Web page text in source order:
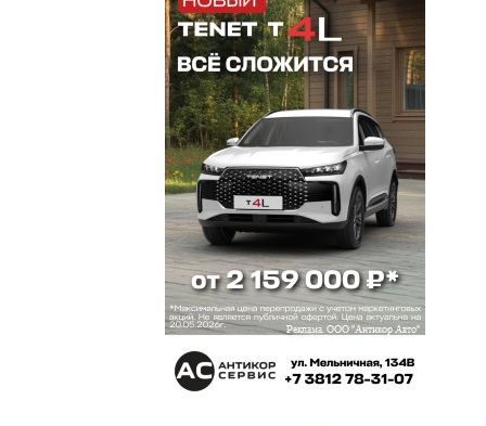
кто ждал (ждёт) от них (и им подобных) чудес
должен повзрослеть.время покажет результаты
этих людей на новых местах («консультирующих
Роснефть», «вернувшихся в родной город»,
«переехавших в другой регион на новый проект»
и «людей из того круга, в котором не принято
называют новое место работы» и им подобным)
16 декабря 2015 в 10:12:
Ханты-Мансийский округ кормит много Омских
вахтовиков, по своему развитию и энергетике он
ближе к Москве. Высоцкому и его команде было
тяжело вписаться в омские устои жизни,
большинство местных «элит» этого просто не
хотят знать или не понимают, это их малая
Родина.
16 декабря 2015 в 09:34: